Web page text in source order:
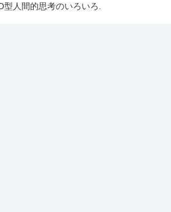
人間的思考のいろいろ.